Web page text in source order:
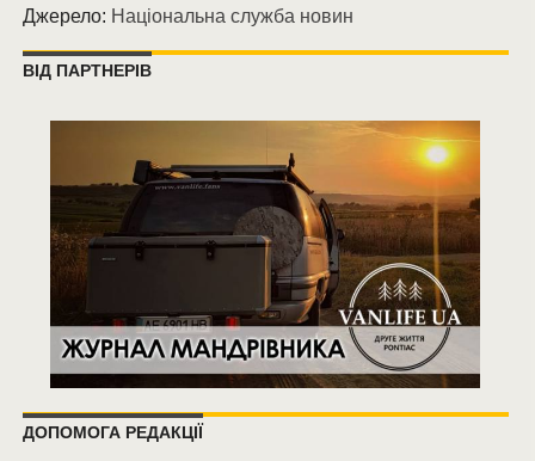
Джерело: Національна служба новин
ВІД ПАРТНЕРІВ
ДОПОМОГА РЕДАКЦІЇ